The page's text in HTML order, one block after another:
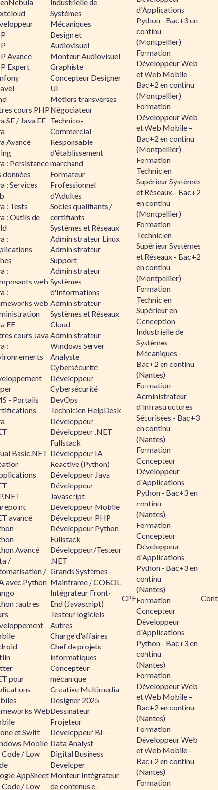
Avancé
Expert
cours PHP
SE / Java EE
Avancé
: Persistance
données
: Services
: Tests
: Outils de
:
:
web
:
web
EE
cours Java
:
- Portails
Basic.NET
avancé
Avancé
/
/
avec Python
: autres
pour
Web
et Swift
Mobile
/ Low
AppSheet
/ Low
Industrielle de
Systèmes
Mécaniques
Design et
Audiovisuel
Monteur Audiovisuel
Graphiste
Concepteur Designer
UI
Métiers transverses
Négociateur
Technico-
Commercial
Responsable
d'établissement
marchand
Formateur
Professionnel
d'Adultes
Socles qualifiants /
certifiants
Systèmes et Réseaux
Administrateur Linux
Administrateur
Support
Administrateur
Systèmes
d'Informations
Administrateur
Systèmes et Réseaux
Cloud
Administrateur
Windows Server
Analyste
Cybersécurité
Développeur
Cybersécurité
DevOps
Technicien HelpDesk
Développeur
Développeur .NET
Fullstack
Développeur IA
Reactive (Python)
Développeur Java
Développeur
Javascript
Développeur Mobile
Développeur PHP
Développeur Python
Fullstack
Développeur/Testeur
.NET
Grands Systèmes -
Mainframe / COBOL
Intégrateur Front-
End (Javascript)
Testeur logiciels
Autres
Chargé d'affaires
Chef de projets
informatiques
Concepteur
mécanique
Creative Multimedia
Designer 2025
Dessinateur
Projeteur
Développeur BI -
Data Analyst
Digital Business
Developer
Monteur Intégrateur
de contenus e-
CPF
d'Applications
Python - Bac+3 en
continu
(Montpellier)
Formation
Développeur Web
et Web Mobile –
Bac+2 en continu
(Montpellier)
Formation
Développeur Web
et Web Mobile –
Bac+2 en continu
(Montpellier)
Formation
Technicien
Supérieur Systèmes
et Réseaux - Bac+2
en continu
(Montpellier)
Formation
Technicien
Supérieur Systèmes
et Réseaux - Bac+2
en continu
(Montpellier)
Formation
Technicien
Supérieur en
Conception
Industrielle de
Systèmes
Mécaniques -
Bac+2 en continu
(Nantes)
Formation
Administrateur
d'Infrastructures
Sécurisées - Bac+3
en continu
(Nantes)
Formation
Concepteur
Développeur
d'Applications
Python - Bac+3 en
continu
(Nantes)
Formation
Concepteur
Développeur
d'Applications
Python - Bac+3 en
continu
(Nantes)
Formation
Concepteur
Développeur
d'Applications
Python - Bac+3 en
continu
(Nantes)
Formation
Développeur Web
et Web Mobile –
Bac+2 en continu
(Nantes)
Formation
Développeur Web
et Web Mobile –
Bac+2 en continu
(Nantes)
Formation